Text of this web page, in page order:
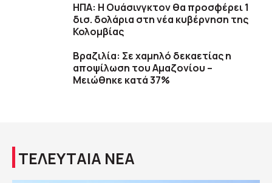
ΗΠΑ: H Ουάσινγκτον θα προσφέρει 1
δισ. δολάρια στη νέα κυβέρνηση της
Κολομβίας
Βραζιλία: Σε χαμηλό δεκαετίας η
αποψίλωση του Αμαζονίου –
Μειώθηκε κατά 37%
ΤΕΛΕΥΤΑΙΑ ΝΕΑ